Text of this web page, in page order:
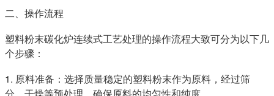
二、操作流程
塑料粉末碳化炉连续式工艺处理的操作流程大致可分为以下几
个步骤：
1. 原料准备：选择质量稳定的塑料粉末作为原料，经过筛
分、干燥等预处理，确保原料的均匀性和纯度。